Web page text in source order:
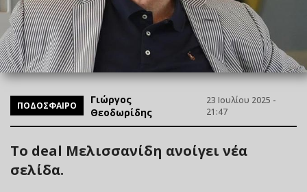
ΠΟΔΟΣΦΑΙΡΟ
Γιώργος
Θεοδωρίδης
23 Ιουλίου 2025 -
21:47
Το deal Μελισσανίδη ανοίγει νέα
σελίδα.